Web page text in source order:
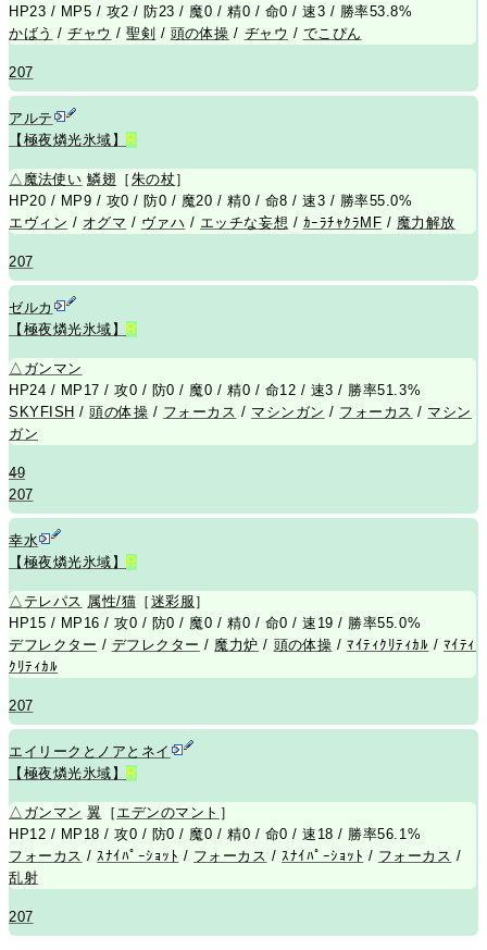
HP23 / MP5 / 攻2 / 防23 / 魔0 / 精0 / 命0 / 速3 / 勝率53.8%
かばう /ヂャウ /聖剣 / 頭の体操 / ヂャウ / でこぴん
207
アルテ
【極夜燐光氷域】
R
△ 魔法使い 鱗翅 ［ 朱の杖］
HP20 / MP9 / 攻0 / 防0 / 魔20 / 精0 / 命8 / 速3 / 勝率55.0%
エヴィン / オグマ / ヴァハ / エッチな妄想 / ｶｰﾗﾁｬｸﾗMF / 魔力解放
207
ゼルカ
【極夜燐光氷域】 R
△ ガンマン
HP24 / MP17 / 攻0 / 防0 / 魔0 / 精0 / 命12 / 速3 / 勝率51.3%
SKYFISH /頭の体操 / フォーカス / マシンガン / フォーカス / マシン
ガン
49
207
幸水
【極夜燐光氷域】 R
△ テレパス 属性/猫 ［ 迷彩服 ］
HP15 / MP16 / 攻0 / 防0 / 魔0 / 精0 / 命0 / 速19 / 勝率55.0%
デフレクター / デフレクター / 魔力炉 / 頭の体操 /ﾏｲﾃｨｸﾘﾃｨｶﾙ / ﾏｲﾃｨ
ｸﾘﾃｨｶﾙ
207
エイリークとノアとネイ
【極夜燐光氷域】 R
△ ガンマン 翼 ［ エデンのマント ］
HP12 / MP18 / 攻0 / 防0 / 魔0 / 精0 / 命0 / 速18 / 勝率56.1%
フォーカス / ｽﾅｲﾊﾟｰｼｮｯﾄ / フォーカス / ｽﾅｲﾊﾟｰｼｮｯﾄ / フォーカス /
乱射
207